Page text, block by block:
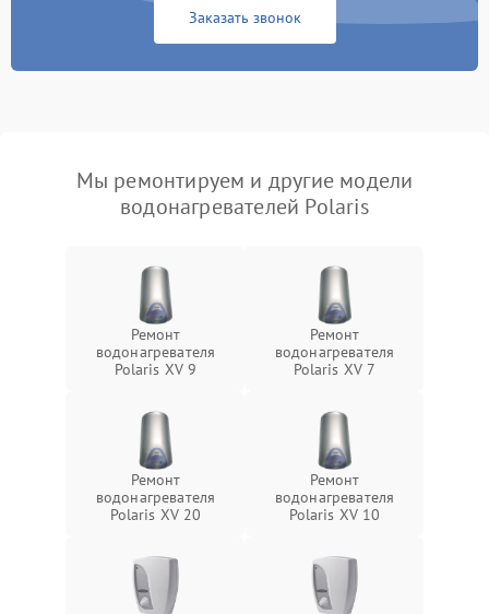
Заказать звонок
Мы ремонтируем и другие модели
водонагревателей Polaris
Ремонт
водонагревателя
Polaris XV 9
Ремонт
водонагревателя
Polaris XV 7
Ремонт
водонагревателя
Polaris XV 20
Ремонт
водонагревателя
Polaris XV 10